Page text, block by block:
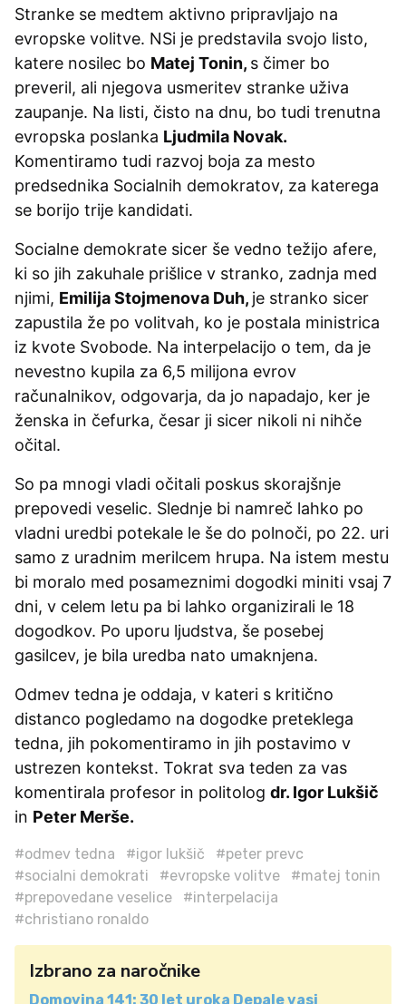
Stranke se medtem aktivno pripravljajo na
evropske volitve. NSi je predstavila svojo listo,
katere nosilec bo Matej Tonin, s čimer bo
preveril, ali njegova usmeritev stranke uživa
zaupanje. Na listi, čisto na dnu, bo tudi trenutna
evropska poslanka Ljudmila Novak.
Komentiramo tudi razvoj boja za mesto
predsednika Socialnih demokratov, za katerega
se borijo trije kandidati.
Socialne demokrate sicer še vedno težijo afere,
ki so jih zakuhale prišlice v stranko, zadnja med
njimi, Emilija Stojmenova Duh, je stranko sicer
zapustila že po volitvah, ko je postala ministrica
iz kvote Svobode. Na interpelacijo o tem, da je
nevestno kupila za 6,5 milijona evrov
računalnikov, odgovarja, da jo napadajo, ker je
ženska in čefurka, česar ji sicer nikoli ni nihče
očital.
So pa mnogi vladi očitali poskus skorajšnje
prepovedi veselic. Slednje bi namreč lahko po
vladni uredbi potekale le še do polnoči, po 22. uri
samo z uradnim merilcem hrupa. Na istem mestu
bi moralo med posameznimi dogodki miniti vsaj 7
dni, v celem letu pa bi lahko organizirali le 18
dogodkov. Po uporu ljudstva, še posebej
gasilcev, je bila uredba nato umaknjena.
Odmev tedna je oddaja, v kateri s kritično
distanco pogledamo na dogodke preteklega
tedna, jih pokomentiramo in jih postavimo v
ustrezen kontekst. Tokrat sva teden za vas
komentirala profesor in politolog dr. Igor Lukšič
in Peter Merše.
#odmev tedna #igor lukšič
#peter prevc
#socialni demokrati
#evropske volitve
#matej tonin
#prepovedane veselice
#interpelacija
#christiano ronaldo
Izbrano za naročnike
Domovina 141: 30 let uroka Depale vasi